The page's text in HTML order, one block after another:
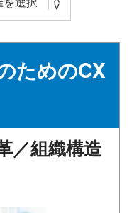
ためのCX
／組織構造